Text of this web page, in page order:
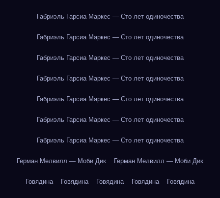
Габриэль Гарсиа Маркес — Сто лет одиночества
Габриэль Гарсиа Маркес — Сто лет одиночества
Габриэль Гарсиа Маркес — Сто лет одиночества
Габриэль Гарсиа Маркес — Сто лет одиночества
Габриэль Гарсиа Маркес — Сто лет одиночества
Габриэль Гарсиа Маркес — Сто лет одиночества
Габриэль Гарсиа Маркес — Сто лет одиночества
Герман Мелвилл — Моби Дик Герман Мелвилл — Моби Дик
Говядина Говядина Говядина Говядина Говядина